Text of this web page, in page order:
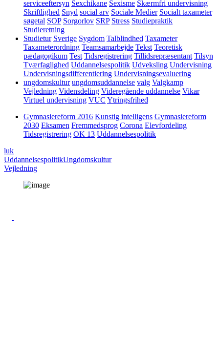
serviceeftersyn Sexchikane Sexisme Skærmfri undervisning
Skriftlighed Snyd social arv Sociale Medier Socialt taxameter
søgetal SOP Sorgorlov SRP Stress Studiepraktik
Studieretning
Studietur Sverige Sygdom Talblindhed Taxameter
Taxameterordning Teamsamarbejde Tekst Teoretisk
pædagogikum Test Tidsregistrering Tillidsrepræsentant Tilsyn
Tværfaglighed Uddannelsespolitik Udveksling Undervisning
Undervisningsdifferentiering Undervisningsevaluering
ungdomskultur ungdomsuddannelse valg Valgkamp
Vejledning Vidensdeling Videregående uddannelse Vikar
Virtuel undervisning VUC Ytringsfrihed
Gymnasiereform 2016 Kunstig intelligens Gymnasiereform
2030 Eksamen Fremmedsprog Corona Elevfordeling
Tidsregistrering OK 13 Uddannelsespolitik
luk
UddannelsespolitikUngdomskultur
Vejledning